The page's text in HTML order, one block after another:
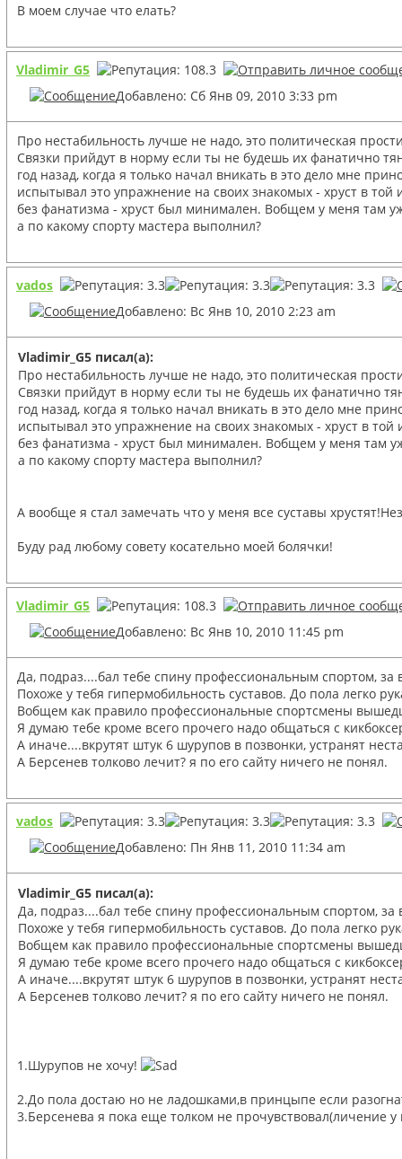
В моем случае что елать?
Vladimir_G5
Добавлено: Сб Янв 09, 2010 3:33 pm
Про нестабильность лучше не надо, это политическая
Связки прийдут в норму если ты не будешь их фанатично
год назад, когда я только начал вникать в это дело мне
испытывал это упражнение на своих знакомых - хруст в
без фанатизма - хруст был минимален. Вобщем у меня там
а по какому спорту мастера выполнил?
vados
Добавлено: Вс Янв 10, 2010 2:23 am
Vladimir_G5 писал(а):
Про нестабильность лучше не надо, это политическая
Связки прийдут в норму если ты не будешь их фанатично
год назад, когда я только начал вникать в это дело мне
испытывал это упражнение на своих знакомых - хруст в
без фанатизма - хруст был минимален. Вобщем у меня там
а по какому спорту мастера выполнил?
А вообще я стал замечать что у меня все суставы
Буду рад любому совету косательно моей болячки!
Vladimir_G5
Добавлено: Вс Янв 10, 2010 11:45 pm
Да, подраз....бал тебе спину профессиональным спортом,
Похоже у тебя гипермобильность суставов. До пола легко
Вобщем как правило профессиональные спортсмены
Я думаю тебе кроме всего прочего надо общаться с
А иначе....вкрутят штук 6 шурупов в позвонки, устранят
А Берсенев толково лечит? я по его сайту ничего не понял.
vados
Добавлено: Пн Янв 11, 2010 11:34 am
Vladimir_G5 писал(а):
Да, подраз....бал тебе спину профессиональным спортом,
Похоже у тебя гипермобильность суставов. До пола легко
Вобщем как правило профессиональные спортсмены
Я думаю тебе кроме всего прочего надо общаться с
А иначе....вкрутят штук 6 шурупов в позвонки, устранят
А Берсенев толково лечит? я по его сайту ничего не понял.
1.Шурупов не хочу!
2.До пола достаю но не ладошками,в принцыпе если
3.Берсенева я пока еще толком не прочувствовал(личение